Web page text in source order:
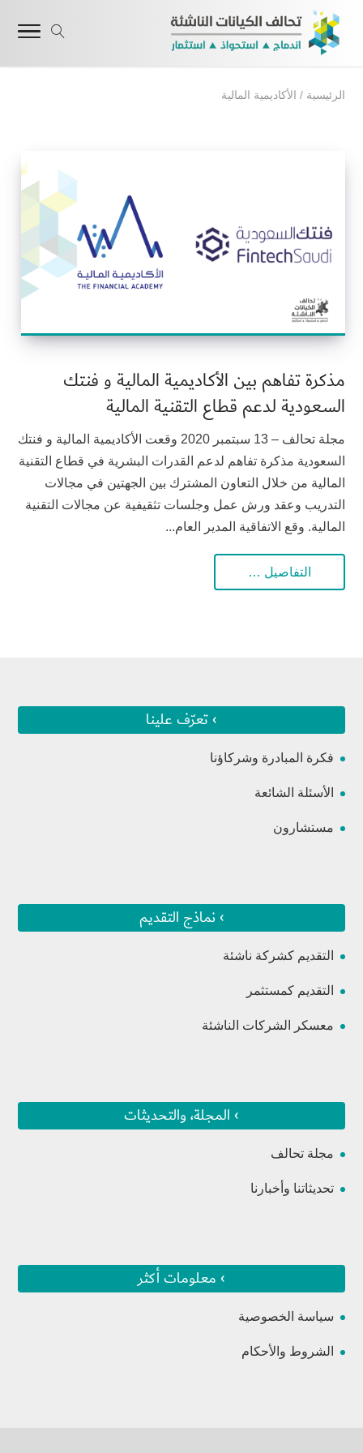
الرئيسية / الأكاديمية المالية
مذكرة تفاهم بين الأكاديمية المالية و فنتك
السعودية لدعم قطاع التقنية المالية
مجلة تحالف – 13 سبتمبر 2020 وقعت الأكاديمية المالية و فنتك
السعودية مذكرة تفاهم لدعم القدرات البشرية في قطاع التقنية
المالية من خلال التعاون المشترك بين الجهتين في مجالات
التدريب وعقد ورش عمل وجلسات تثقيفية عن مجالات التقنية
المالية. وقع الاتفاقية المدير العام...
التفاصيل …
› تعرّف علينا
فكرة المبادرة وشركاؤنا
الأسئلة الشائعة
مستشارون
› نماذج التقديم
التقديم كشركة ناشئة
التقديم كمستثمر
معسكر الشركات الناشئة
› المجلة، والتحديثات
مجلة تحالف
تحديثاتنا وأخبارنا
› معلومات أكثر
سياسة الخصوصية
الشروط والأحكام